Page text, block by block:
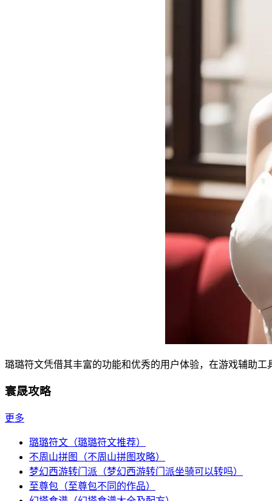
璐璐符文凭借其丰富的功能和优秀的用户体验，在游戏辅助
寰晟攻略
更多
璐璐符文（璐璐符文推荐）
不周山拼图（不周山拼图攻略）
梦幻西游转门派（梦幻西游转门派坐骑可以转吗）
至尊包（至尊包不同的作品）